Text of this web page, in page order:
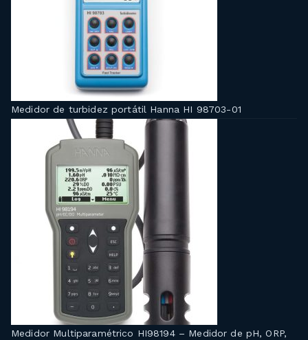
Medidor de turbidez portátil Hanna HI 98703-01
Medidor Multiparamétrico HI98194 – Medidor de pH, ORP,